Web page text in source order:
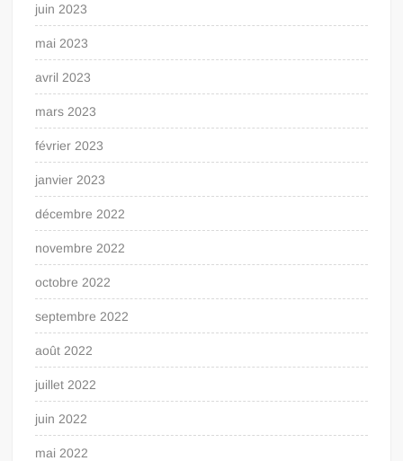
juin 2023
mai 2023
avril 2023
mars 2023
février 2023
janvier 2023
décembre 2022
novembre 2022
octobre 2022
septembre 2022
août 2022
juillet 2022
juin 2022
mai 2022